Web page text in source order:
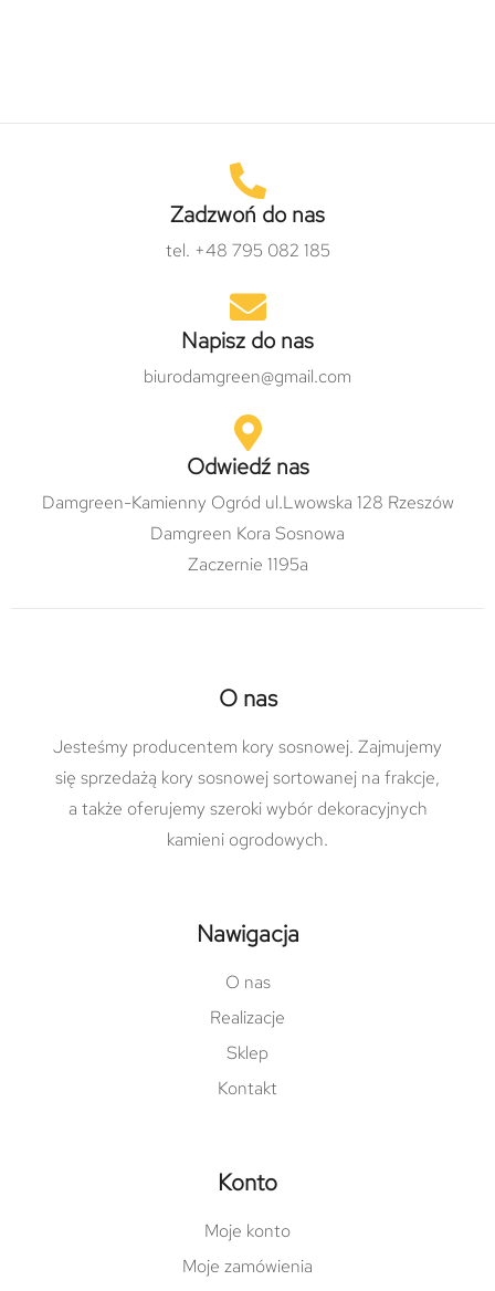
Zadzwoń do nas
tel. +48 795 082 185
Napisz do nas
biurodamgreen@gmail.com
Odwiedź nas
Damgreen-Kamienny Ogród ul.Lwowska 128 Rzeszów
Damgreen Kora Sosnowa
Zaczernie 1195a
O nas
Jesteśmy producentem kory sosnowej. Zajmujemy
się sprzedażą kory sosnowej sortowanej na frakcje,
a także oferujemy szeroki wybór dekoracyjnych
kamieni ogrodowych.
Nawigacja
O nas
Realizacje
Sklep
Kontakt
Konto
Moje konto
Moje zamówienia